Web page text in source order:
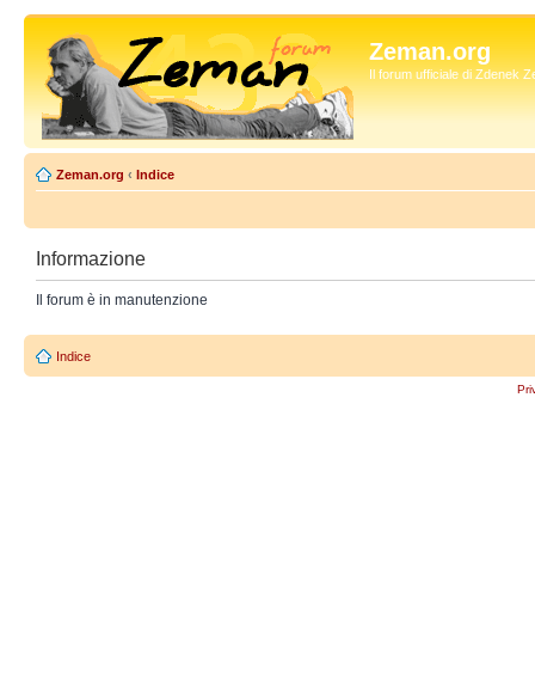
Zeman.org
Il forum ufficiale di Zdenek
Zeman.org ‹ Indice
Informazione
Il forum è in manutenzione
Indice